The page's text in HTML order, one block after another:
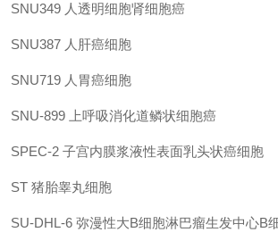
SNU349 人透明细胞肾细胞癌
SNU387 人肝癌细胞
SNU719 人胃癌细胞
SNU-899 上呼吸消化道鳞状细胞癌
SPEC-2 子宫内膜浆液性表面乳头状癌细胞
ST 猪胎睾丸细胞
SU-DHL-6 弥漫性大B细胞淋巴瘤生发中心B